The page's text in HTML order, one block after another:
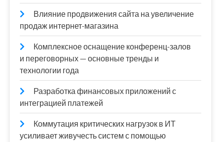
Влияние продвижения сайта на увеличение
продаж интернет-магазина
Комплексное оснащение конференц-залов
и переговорных — основные тренды и
технологии года
Разработка финансовых приложений с
интеграцией платежей
Коммутация критических нагрузок в ИТ
усиливает живучесть систем с помощью